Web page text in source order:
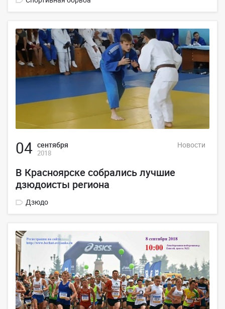
04 сентября
2018
Новости
В Красноярске собрались лучшие
дзюдоисты региона
Дзюдо